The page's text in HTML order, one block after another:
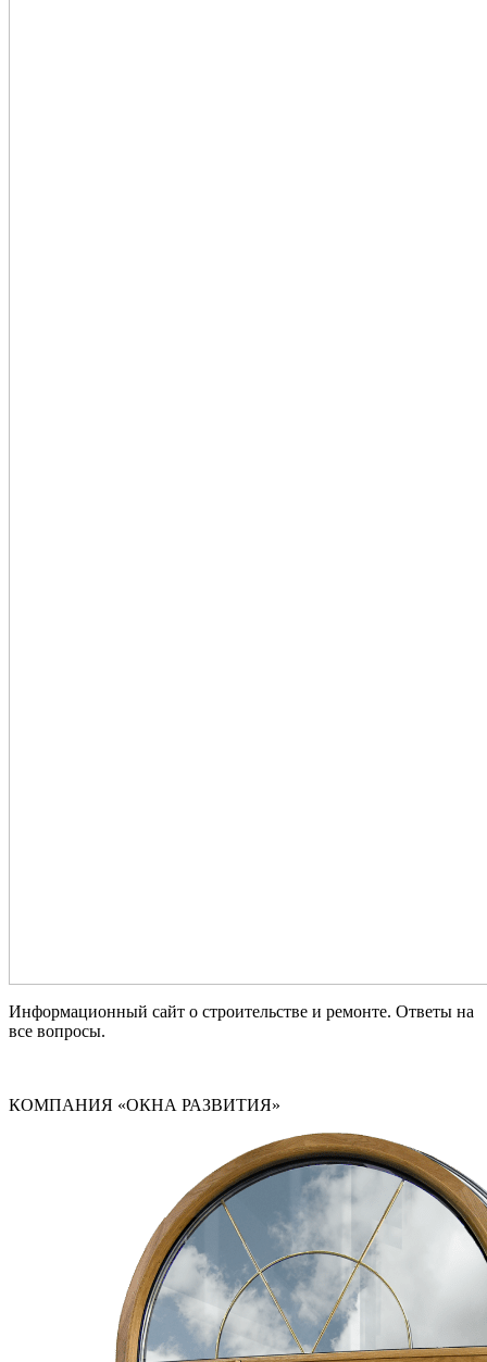
Информационный сайт о строительстве и ремонте. Ответы на
все вопросы.
КОМПАНИЯ «ОКНА РАЗВИТИЯ»